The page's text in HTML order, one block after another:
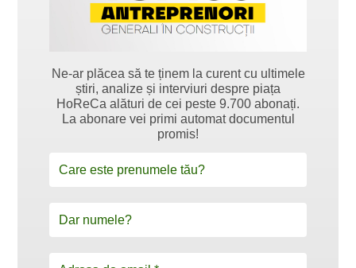
Ne-ar plăcea să te ținem la curent cu ultimele
știri, analize și interviuri despre piața
HoReCa alături de cei peste 9.700 abonați.
La abonare vei primi automat documentul
promis!